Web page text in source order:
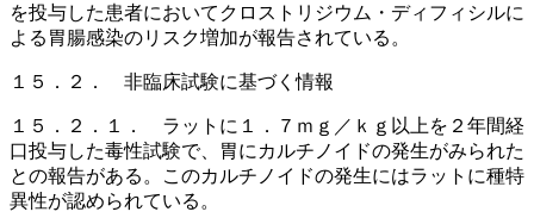
を投与した患者においてクロストリジウム・ディフィシルに
よる胃腸感染のリスク増加が報告されている。
１５．２． 非臨床試験に基づく情報
１５．２．１． ラットに１．７ｍｇ／ｋｇ以上を２年間経
口投与した毒性試験で、胃にカルチノイドの発生がみられた
との報告がある。このカルチノイドの発生にはラットに種特
異性が認められている。